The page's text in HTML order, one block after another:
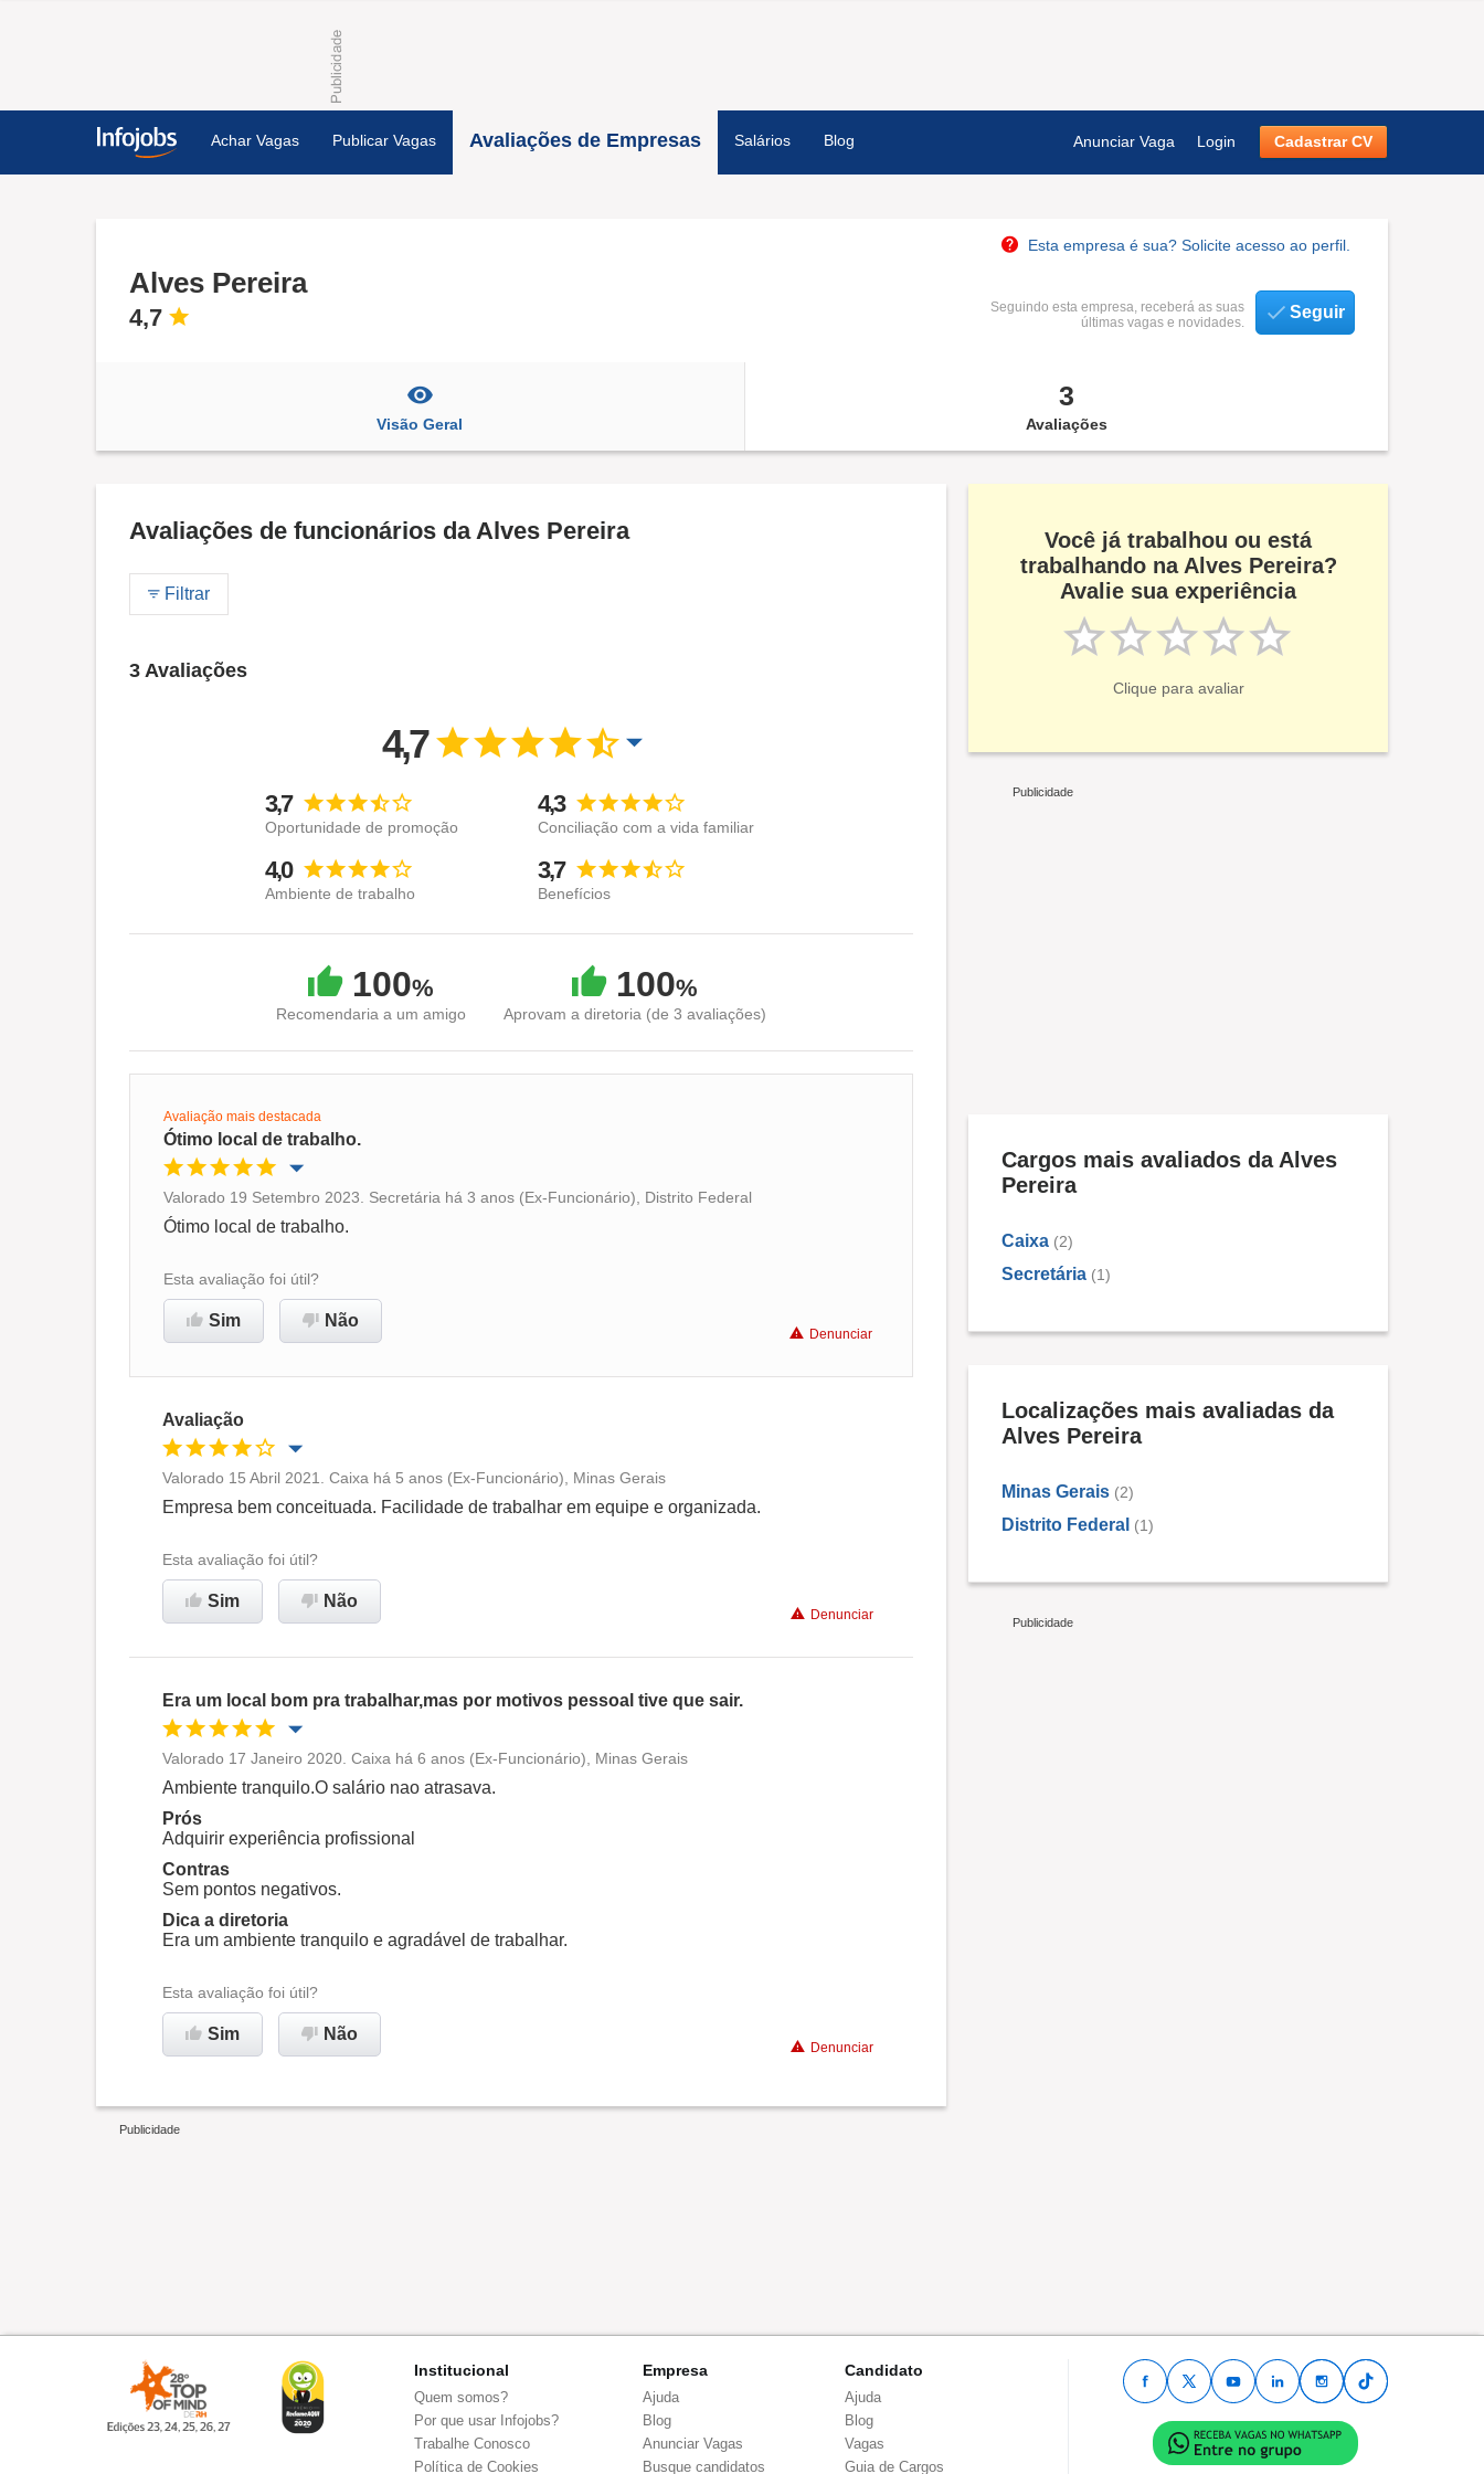
Achar Vagas Publicar Vagas Avaliações de Empresas Salários Blog Anunciar Vaga Login Cadastrar CV
Esta empresa é sua? Solicite acesso ao perfil.
Alves Pereira
4,7
Seguindo esta empresa, receberá as suas
últimas vagas e novidades.
Seguir
Visão Geral
3
Avaliações
Avaliações de funcionários da Alves Pereira
Filtrar
3 Avaliações
4,7
3,7
Oportunidade de promoção
4,3
Conciliação com a vida familiar
4,0
Ambiente de trabalho
3,7
Benefícios
100%
Recomendaria a um amigo
100%
Aprovam a diretoria (de 3 avaliações)
Avaliação mais destacada
Ótimo local de trabalho.
Oportunidade de promoção
Ambiente de trabalho
Recomenda esta empresa
Valorado 19 Setembro 2023. Secretária há 3 anos (Ex-Funcionário), Distrito Federal
Ótimo local de trabalho.
Esta avaliação foi útil?
Sim Não
Denunciar
Avaliação
Oportunidade de promoção
Ambiente de trabalho
Conciliação com a vida familiar
Recomenda esta empresa
Valorado 15 Abril 2021. Caixa há 5 anos (Ex-Funcionário), Minas Gerais
Empresa bem conceituada. Facilidade de trabalhar em equipe e organizada.
Esta avaliação foi útil?
Sim Não
Denunciar
Era um local bom pra trabalhar,mas por motivos pessoal tive que sair.
Oportunidade de promoção
Ambiente de trabalho
Recomenda esta empresa
Valorado 17 Janeiro 2020. Caixa há 6 anos (Ex-Funcionário), Minas Gerais
Ambiente tranquilo.O salário nao atrasava.
Prós
Adquirir experiência profissional
Contras
Sem pontos negativos.
Dica a diretoria
Era um ambiente tranquilo e agradável de trabalhar.
Esta avaliação foi útil?
Sim Não
Denunciar
Você já trabalhou ou está
trabalhando na Alves Pereira?
Avalie sua experiência
Clique para avaliar
Cargos mais avaliados da Alves
Pereira
Caixa (2)
Secretária (1)
Localizações mais avaliadas da
Alves Pereira
Minas Gerais (2)
Distrito Federal (1)
Institucional
Quem somos?
Por que usar Infojobs?
Trabalhe Conosco
Política de Cookies
Empresa
Ajuda
Blog
Anunciar Vagas
Busque candidatos
Candidato
Ajuda
Blog
Vagas
Guia de Cargos